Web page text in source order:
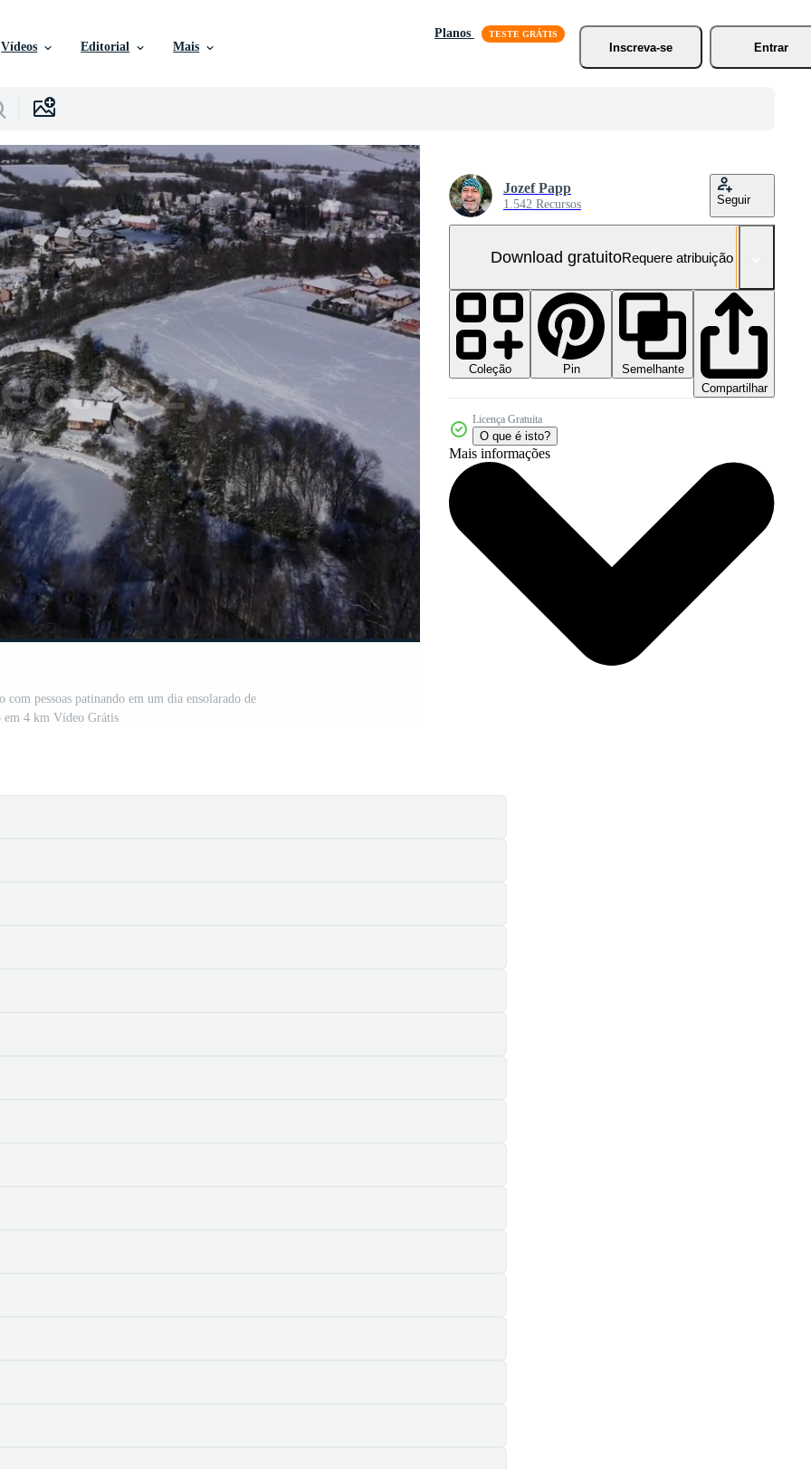
Vídeos Editorial Mais
Planos
Inscreva-se
Entrar
pessoas patinando em um dia ensolarado de
em 4 km Vídeo Grátis
Jozef Papp
1.542 Recursos Seguir
Download gratuitoRequere atribuição
Coleção Pin
Semelhante
Compartilhar
Licença Gratuita
O que é isto?
Mais informações